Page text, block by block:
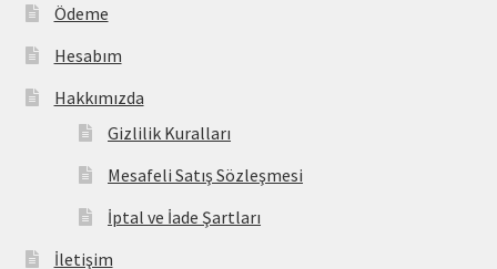
Ödeme
Hesabım
Hakkımızda
Gizlilik Kuralları
Mesafeli Satış Sözleşmesi
İptal ve İade Şartları
İletişim